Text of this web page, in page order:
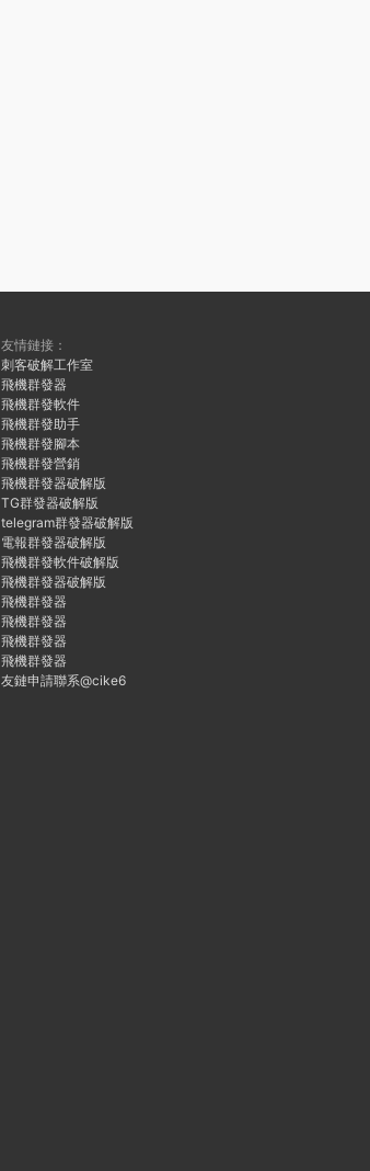
友情鏈接：
刺客破解工作室
飛機群發器
飛機群發軟件
飛機群發助手
飛機群發腳本
飛機群發營銷
飛機群發器破解版
TG群發器破解版
telegram群發器破解版
電報群發器破解版
飛機群發軟件破解版
飛機群發器破解版
飛機群發器
飛機群發器
飛機群發器
飛機群發器
友鏈申請聯系@cike6